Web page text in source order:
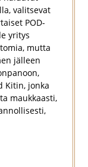
valitsevat
POD-
yritys
mutta
jälleen
Kitin, jonka
maukkaasti,